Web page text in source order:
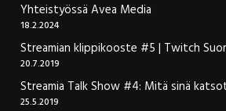
Yhteistyössä Avea Media
18.2.2024
Streamian klippikooste #5 | Twitch
20.7.2019
Streamia Talk Show #4: Mitä sinä
25.5.2019